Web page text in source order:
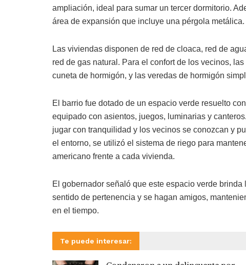
ampliación, ideal para sumar un tercer dormitorio.
área de expansión que incluye una pérgola metálica.
Las viviendas disponen de red de cloaca, red de
red de gas natural. Para el confort de los vecinos,
cuneta de hormigón, y las veredas de hormigón
El barrio fue dotado de un espacio verde resuelto
equipado con asientos, juegos, luminarias y
jugar con tranquilidad y los vecinos se conozcan y
el entorno, se utilizó el sistema de riego para
americano frente a cada vivienda.
El gobernador señaló que este espacio verde
sentido de pertenencia y se hagan amigos,
en el tiempo.
Te puede interesar: